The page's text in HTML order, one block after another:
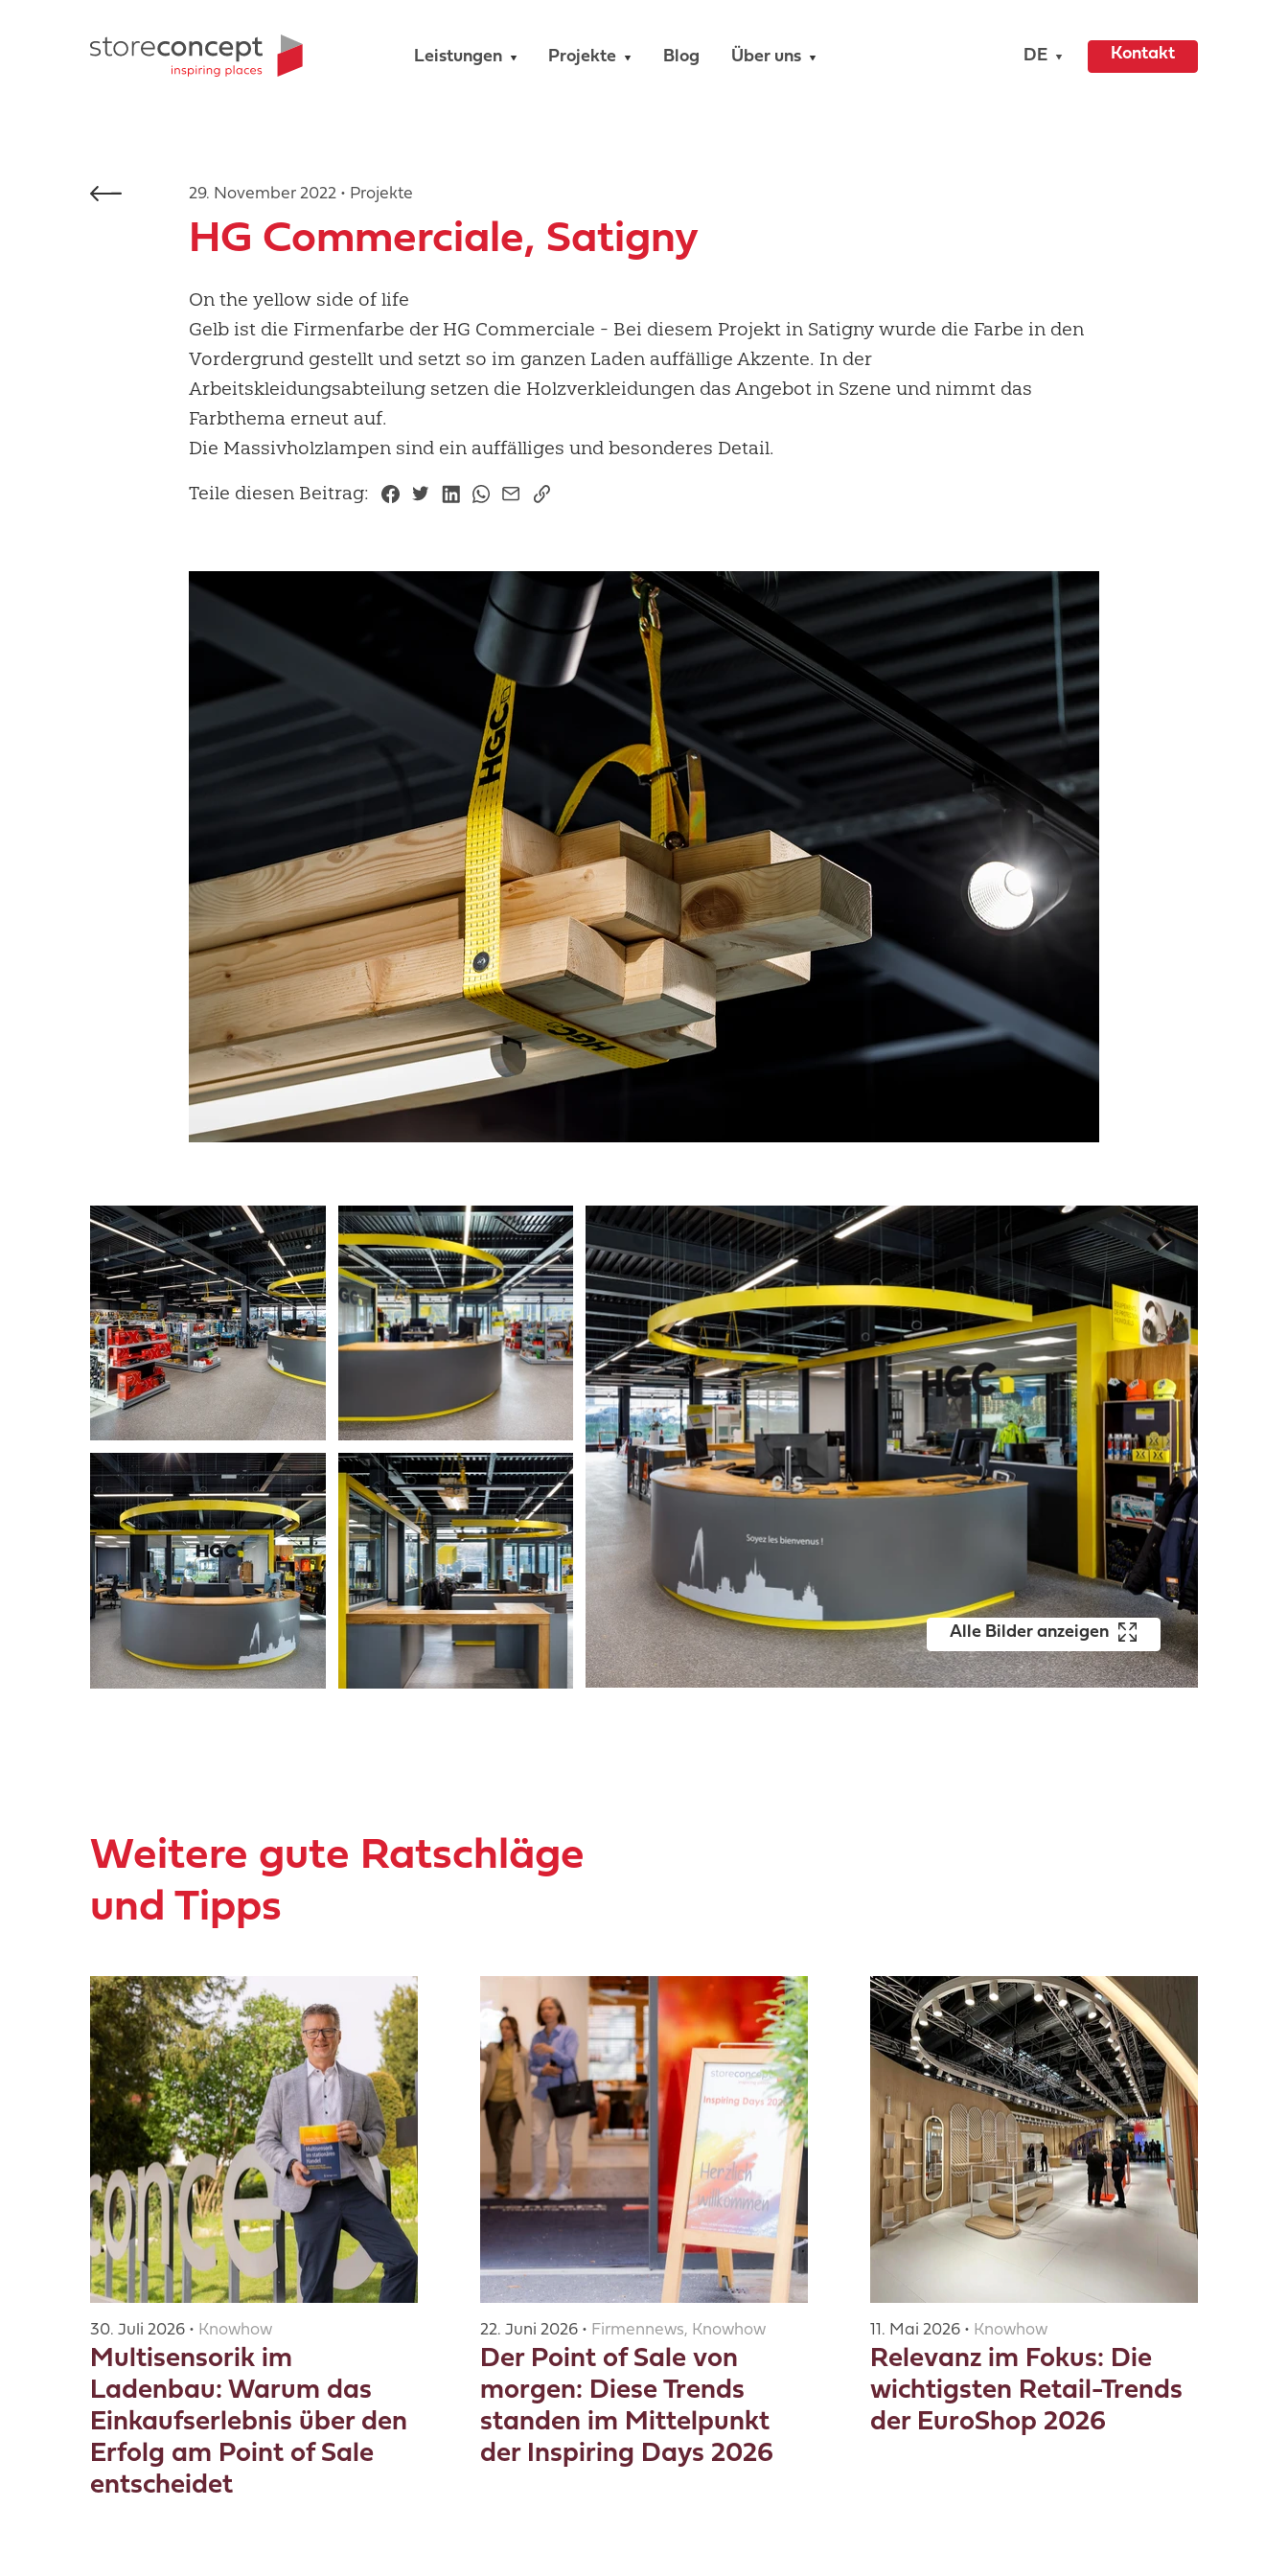
Leistungen Projekte Blog Über uns DE Kontakt
29. November 2022 • Projekte
HG Commerciale, Satigny
On the yellow side of life
Gelb ist die Firmenfarbe der HG Commerciale - Bei diesem Projekt in Satigny wurde die Farbe in den
Vordergrund gestellt und setzt so im ganzen Laden auffällige Akzente. In der
Arbeitskleidungsabteilung setzen die Holzverkleidungen das Angebot in Szene und nimmt das
Farbthema erneut auf.
Die Massivholzlampen sind ein auffälliges und besonderes Detail.
Teile diesen Beitrag:
Alle Bilder anzeigen
Weitere gute Ratschläge
und Tipps
30. Juli 2026 • Knowhow
Multisensorik im
Ladenbau: Warum das
Einkaufserlebnis über den
Erfolg am Point of Sale
entscheidet
22. Juni 2026 • Firmennews, Knowhow
Der Point of Sale von
morgen: Diese Trends
standen im Mittelpunkt
der Inspiring Days 2026
11. Mai 2026 • Knowhow
Relevanz im Fokus: Die
wichtigsten Retail-Trends
der EuroShop 2026